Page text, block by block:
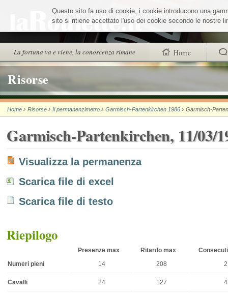
alla
navigazioneLa fortuna va e viene, la conoscenza rimane Home
trovi anche
Chi siamo
Wheel Quiz
Men vs Wheel
Risorse
Questo sito fa uso di cookie, i cookie introducono una
sito si ritiene accettato l'uso dei cookie secondo le nostre
Home ›Risorse ›Il permanenzimetro ›Garmisch-Partenkirchen 1986 ›Garmisch-
Garmisch-Partenkirchen, 11/03/
Visualizza la permanenza
Scarica file di excel
Scarica file di testo
Riepilogo
Presenze max Ritardo max
Numeri pieni
14 208 2
Cavalli 24 127 4